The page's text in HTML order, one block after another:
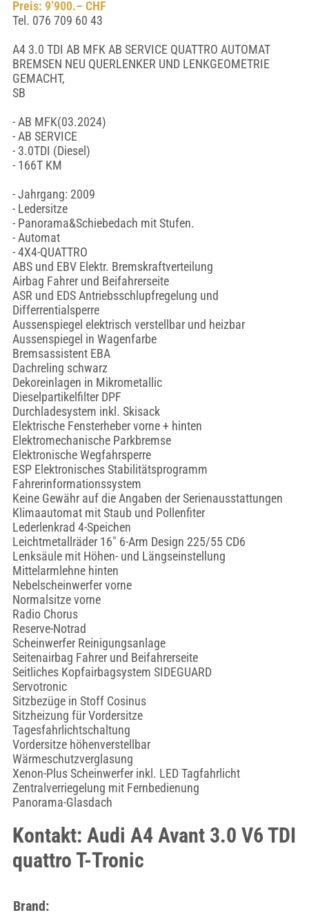
Preis: 9’900.– CHF
Tel. 076 709 60 43
A4 3.0 TDI AB MFK AB SERVICE QUATTRO AUTOMAT
BREMSEN NEU QUERLENKER UND LENKGEOMETRIE
GEMACHT,
SB
- AB MFK(03.2024)
- AB SERVICE
- 3.0TDI (Diesel)
- 166T KM
- Jahrgang: 2009
- Ledersitze
- Panorama&Schiebedach mit Stufen.
- Automat
- 4X4-QUATTRO
ABS und EBV Elektr. Bremskraftverteilung
Airbag Fahrer und Beifahrerseite
ASR und EDS Antriebsschlupfregelung und
Differrentialsperre
Aussenspiegel elektrisch verstellbar und heizbar
Aussenspiegel in Wagenfarbe
Bremsassistent EBA
Dachreling schwarz
Dekoreinlagen in Mikrometallic
Dieselpartikelfilter DPF
Durchladesystem inkl. Skisack
Elektrische Fensterheber vorne + hinten
Elektromechanische Parkbremse
Elektronische Wegfahrsperre
ESP Elektronisches Stabilitätsprogramm
Fahrerinformationssystem
Keine Gewähr auf die Angaben der Serienausstattungen
Klimaautomat mit Staub und Pollenfiter
Lederlenkrad 4-Speichen
Leichtmetallräder 16" 6-Arm Design 225/55 CD6
Lenksäule mit Höhen- und Längseinstellung
Mittelarmlehne hinten
Nebelscheinwerfer vorne
Normalsitze vorne
Radio Chorus
Reserve-Notrad
Scheinwerfer Reinigungsanlage
Seitenairbag Fahrer und Beifahrerseite
Seitliches Kopfairbagsystem SIDEGUARD
Servotronic
Sitzbezüge in Stoff Cosinus
Sitzheizung für Vordersitze
Tagesfahrlichtschaltung
Vordersitze höhenverstellbar
Wärmeschutzverglasung
Xenon-Plus Scheinwerfer inkl. LED Tagfahrlicht
Zentralverriegelung mit Fernbedienung
Panorama-Glasdach
Kontakt: Audi A4 Avant 3.0 V6 TDI
quattro T-Tronic
Brand: